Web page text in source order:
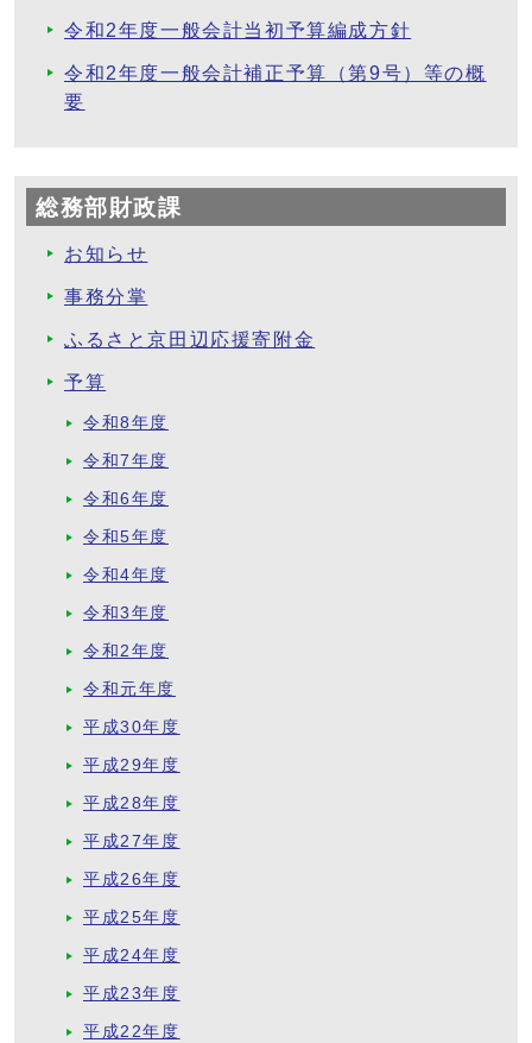
令和2年度一般会計当初予算編成方針
令和2年度一般会計補正予算（第9号）等の概
要
総務部財政課
お知らせ
事務分掌
ふるさと京田辺応援寄附金
予算
令和8年度
令和7年度
令和6年度
令和5年度
令和4年度
令和3年度
令和2年度
令和元年度
平成30年度
平成29年度
平成28年度
平成27年度
平成26年度
平成25年度
平成24年度
平成23年度
平成22年度